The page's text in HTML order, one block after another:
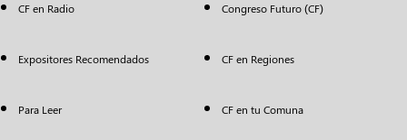
CF en Radio
Expositores Recomendados
Para Leer
Congreso Futuro (CF)
CF en Regiones
CF en tu Comuna